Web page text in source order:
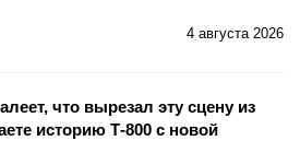
4 августа 2026
что вырезал эту сцену из
историю Т-800 с новой